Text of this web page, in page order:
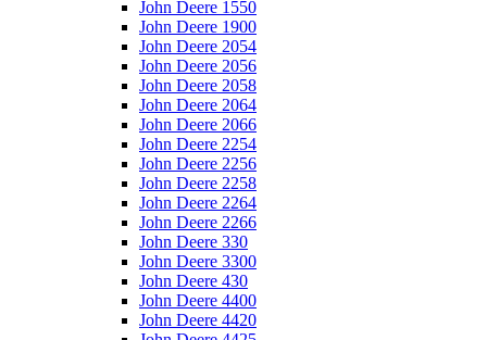
John Deere 1550
John Deere 1900
John Deere 2054
John Deere 2056
John Deere 2058
John Deere 2064
John Deere 2066
John Deere 2254
John Deere 2256
John Deere 2258
John Deere 2264
John Deere 2266
John Deere 330
John Deere 3300
John Deere 430
John Deere 4400
John Deere 4420